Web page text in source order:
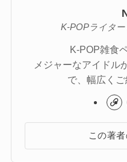
K-POPライター
K-POP雑食
メジャーなアイドル
で、幅広くご
この著